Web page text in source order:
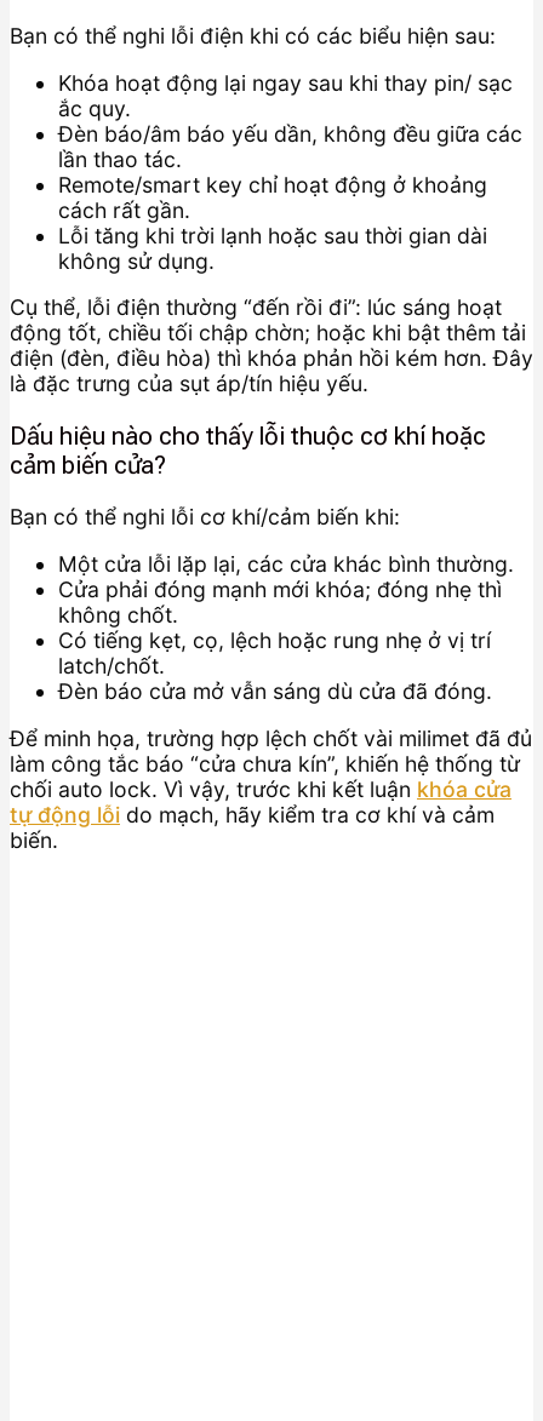
Bạn có thể nghi lỗi điện khi có các biểu hiện sau:
Khóa hoạt động lại ngay sau khi thay pin/ sạc
ắc quy.
Đèn báo/âm báo yếu dần, không đều giữa các
lần thao tác.
Remote/smart key chỉ hoạt động ở khoảng
cách rất gần.
Lỗi tăng khi trời lạnh hoặc sau thời gian dài
không sử dụng.
Cụ thể, lỗi điện thường “đến rồi đi”: lúc sáng hoạt
động tốt, chiều tối chập chờn; hoặc khi bật thêm tải
điện (đèn, điều hòa) thì khóa phản hồi kém hơn. Đây
là đặc trưng của sụt áp/tín hiệu yếu.
Dấu hiệu nào cho thấy lỗi thuộc cơ khí hoặc
cảm biến cửa?
Bạn có thể nghi lỗi cơ khí/cảm biến khi:
Một cửa lỗi lặp lại, các cửa khác bình thường.
Cửa phải đóng mạnh mới khóa; đóng nhẹ thì
không chốt.
Có tiếng kẹt, cọ, lệch hoặc rung nhẹ ở vị trí
latch/chốt.
Đèn báo cửa mở vẫn sáng dù cửa đã đóng.
Để minh họa, trường hợp lệch chốt vài milimet đã đủ
làm công tắc báo “cửa chưa kín”, khiến hệ thống từ
chối auto lock. Vì vậy, trước khi kết luận khóa cửa
tự động lỗi do mạch, hãy kiểm tra cơ khí và cảm
biến.